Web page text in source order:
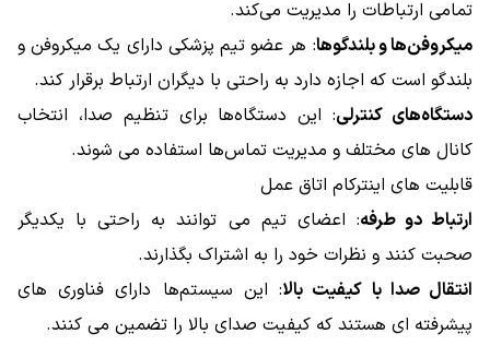
تمامی ارتباطات را مدیریت می‌کند.
میکروفن‌ها و بلندگوها: هر عضو تیم پزشکی دارای یک میکروفن و
بلندگو است که اجازه دارد به راحتی با دیگران ارتباط برقرار کند.
دستگاه‌های کنترلی: این دستگاه‌ها برای تنظیم صدا، انتخاب
کانال ‌های مختلف و مدیریت تماس‌ها استفاده می ‌شوند.
قابلیت های اینترکام اتاق عمل
ارتباط دو طرفه: اعضای تیم می ‌توانند به راحتی با یکدیگر
صحبت کنند و نظرات خود را به اشتراک بگذارند.
انتقال صدا با کیفیت بالا: این سیستم‌ها دارای فناوری‌ های
پیشرفته‌ ای هستند که کیفیت صدای بالا را تضمین می ‌کنند.